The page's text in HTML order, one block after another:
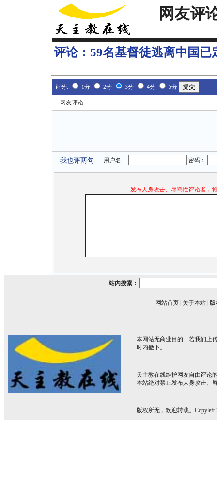
网友评
评论： 59名基督徒逃离中国已
评分: 1分 2分 3分 4分 5分
网友评论
我也评两句 用户名： 密码：
发布人身攻击、辱骂性评论者，
站内搜索：
网站首页 关于本站 版
本网站无商业目的，若我们上
时内撤下。
天主教在线维护网友自由评论
本站绝对禁止发布人身攻击、
版权所无，欢迎转载。